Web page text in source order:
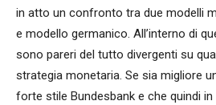
in atto un confronto tra due modelli
e modello germanico. All’interno di
sono pareri del tutto divergenti su
strategia monetaria. Se sia migliore
forte stile Bundesbank e che quindi